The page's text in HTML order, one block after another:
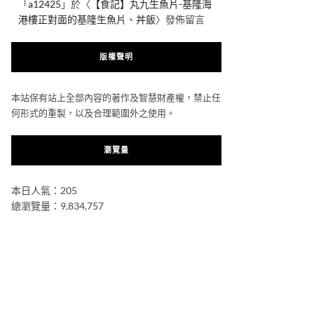
「a12425 」於〈 【食記】丸九生魚片-基隆海
港樓正對面的基隆生魚片、丼飯〉發佈留言
版權聲明
本站保有站上全部內容的著作及智慧財產權，禁止任
何形式的重製，以及合理範圍外之使用。
瀏覽量
本日人氣：205
總瀏覽量：9,834,757